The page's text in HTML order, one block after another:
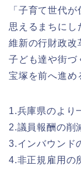
「子育て世代
思えるまちにし
維新の行財政改
子ども達や街づ
宝塚を前へ進め
1.兵庫県のより
2.議員報酬の削
3.インバウンド
4.非正規雇用の